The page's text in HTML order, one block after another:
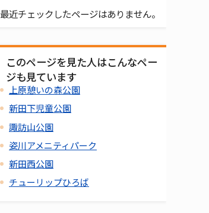
最近チェックしたページはありません。
このページを見た人はこんなペー
ジも見ています
上原憩いの森公園
新田下児童公園
諏訪山公園
姿川アメニティパーク
新田西公園
チューリップひろば